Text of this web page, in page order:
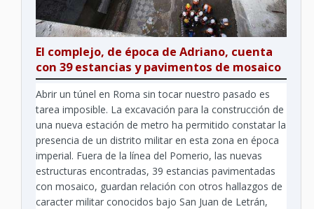
El complejo, de época de Adriano, cuenta
con 39 estancias y pavimentos de mosaico
Abrir un túnel en Roma sin tocar nuestro pasado es
tarea imposible. La excavación para la construcción de
una nueva estación de metro ha permitido constatar la
presencia de un distrito militar en esta zona en época
imperial. Fuera de la línea del Pomerio, las nuevas
estructuras encontradas, 39 estancias pavimentadas
con mosaico, guardan relación con otros hallazgos de
caracter militar conocidos bajo San Juan de Letrán,